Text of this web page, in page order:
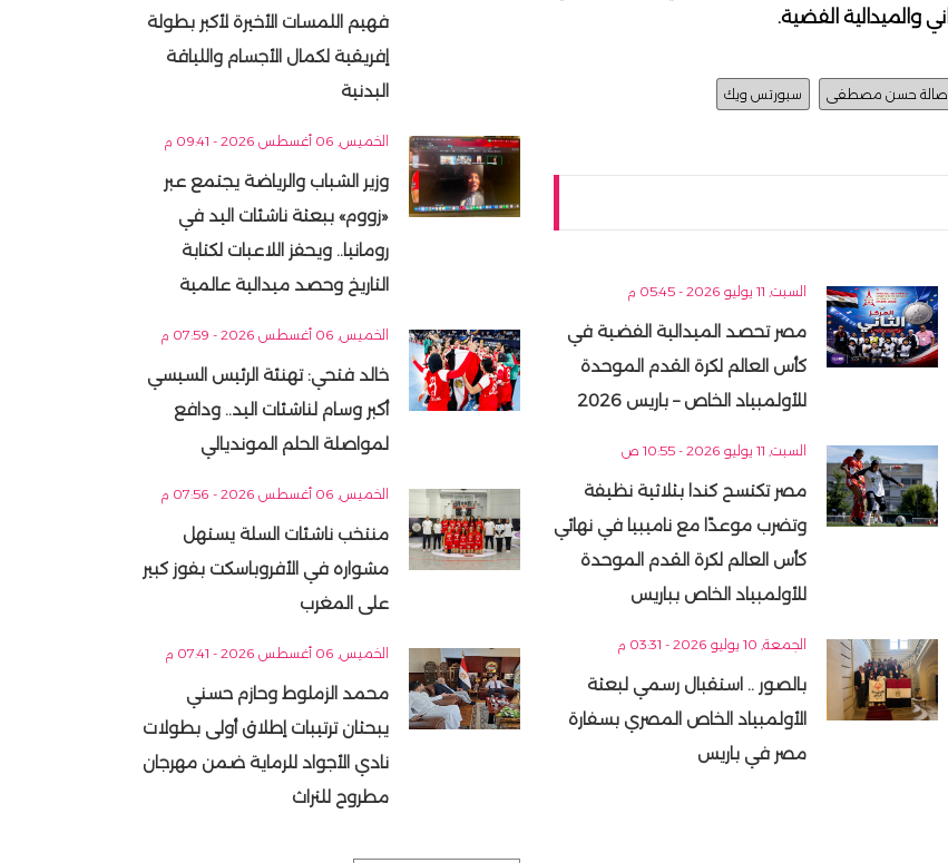
صالة حسن مصطفى سبورتس ويك
السبت, 11 يوليو 2026 - 05:45 م
مصر تحصد الميدالية الفضية في
كأس العالم لكرة القدم الموحدة
للأولمبياد الخاص – باريس 2026
السبت, 11 يوليو 2026 - 10:55 ص
مصر تكتسح كندا بثلاثية نظيفة
وتضرب موعدًا مع ناميبيا في نهائي
كأس العالم لكرة القدم الموحدة
للأولمبياد الخاص بباريس
الجمعة, 10 يوليو 2026 - 03:31 م
بالصور .. استقبال رسمي لبعثة
الأولمبياد الخاص المصري بسفارة
مصر في باريس
فهيم اللمسات الأخيرة لأكبر بطولة
إفريقية لكمال الأجسام واللياقة
البدنية
الخميس, 06 أغسطس 2026 - 09:41 م
وزير الشباب والرياضة يجتمع عبر
«زووم» ببعثة ناشئات اليد في
رومانيا.. ويحفز اللاعبات لكتابة
التاريخ وحصد ميدالية عالمية
الخميس, 06 أغسطس 2026 - 07:59 م
خالد فتحي: تهنئة الرئيس السيسي
أكبر وسام لناشئات اليد.. ودافع
لمواصلة الحلم المونديالي
الخميس, 06 أغسطس 2026 - 07:56 م
منتخب ناشئات السلة يستهل
مشواره في الأفروباسكت بفوز كبير
على المغرب
الخميس, 06 أغسطس 2026 - 07:41 م
محمد الزملوط وحازم حسني
يبحثان ترتيبات إطلاق أولى بطولات
نادي الأجواد للرماية ضمن مهرجان
مطروح للتراث